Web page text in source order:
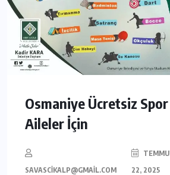
Osmaniye Ücretsiz
Aileler İçin
SAVASCIKALP@GMAIL.COM
22, 2025